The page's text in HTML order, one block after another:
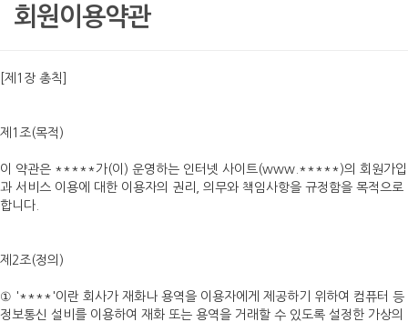
회원이용약관